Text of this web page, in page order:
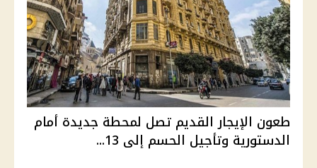
طعون الإيجار القديم تصل لمحطة جديدة أمام
الدستورية وتأجيل الحسم إلى 13...